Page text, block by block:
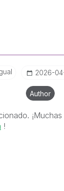
‎2026-
Author
¡Muchas
!